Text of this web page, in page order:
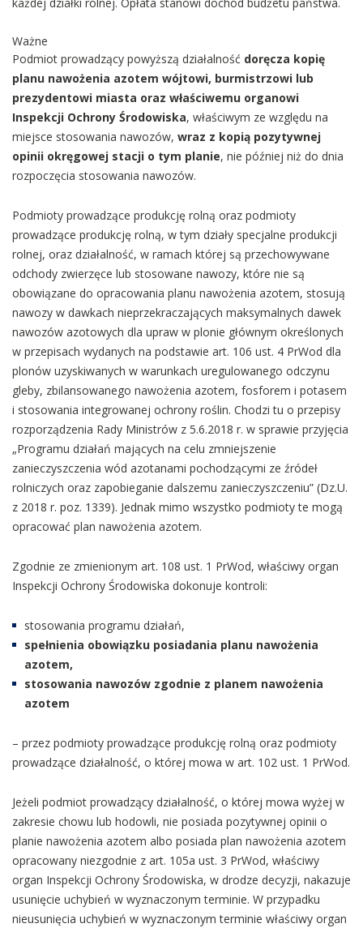
Ważne
Podmiot prowadzący powyższą działalność doręcza kopię
planu nawożenia azotem wójtowi, burmistrzowi lub
prezydentowi miasta oraz właściwemu organowi
Inspekcji Ochrony Środowiska, właściwym ze względu na
miejsce stosowania nawozów, wraz z kopią pozytywnej
opinii okręgowej stacji o tym planie, nie później niż do dnia
rozpoczęcia stosowania nawozów.
Podmioty prowadzące produkcję rolną oraz podmioty
prowadzące produkcję rolną, w tym działy specjalne produkcji
rolnej, oraz działalność, w ramach której są przechowywane
odchody zwierzęce lub stosowane nawozy, które nie są
obowiązane do opracowania planu nawożenia azotem, stosują
nawozy w dawkach nieprzekraczających maksymalnych dawek
nawozów azotowych dla upraw w plonie głównym określonych
w przepisach wydanych na podstawie art. 106 ust. 4 PrWod dla
plonów uzyskiwanych w warunkach uregulowanego odczynu
gleby, zbilansowanego nawożenia azotem, fosforem i potasem
i stosowania integrowanej ochrony roślin. Chodzi tu o przepisy
rozporządzenia Rady Ministrów z 5.6.2018 r. w sprawie przyjęcia
„Programu działań mających na celu zmniejszenie
zanieczyszczenia wód azotanami pochodzącymi ze źródeł
rolniczych oraz zapobieganie dalszemu zanieczyszczeniu” (Dz.U.
z 2018 r. poz. 1339). Jednak mimo wszystko podmioty te mogą
opracować plan nawożenia azotem.
Zgodnie ze zmienionym art. 108 ust. 1 PrWod, właściwy organ
Inspekcji Ochrony Środowiska dokonuje kontroli:
stosowania programu działań,
spełnienia obowiązku posiadania planu nawożenia
azotem,
stosowania nawozów zgodnie z planem nawożenia
azotem
– przez podmioty prowadzące produkcję rolną oraz podmioty
prowadzące działalność, o której mowa w art. 102 ust. 1 PrWod.
Jeżeli podmiot prowadzący działalność, o której mowa wyżej w
zakresie chowu lub hodowli, nie posiada pozytywnej opinii o
planie nawożenia azotem albo posiada plan nawożenia azotem
opracowany niezgodnie z art. 105a ust. 3 PrWod, właściwy
organ Inspekcji Ochrony Środowiska, w drodze decyzji, nakazuje
usunięcie uchybień w wyznaczonym terminie. W przypadku
nieusunięcia uchybień w wyznaczonym terminie właściwy organ